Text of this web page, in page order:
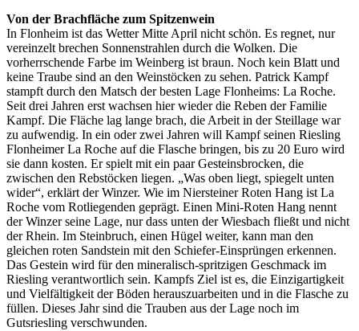
Von der Brachfläche zum Spitzenwein
In Flonheim ist das Wetter Mitte April nicht schön. Es regnet, nur
vereinzelt brechen Sonnenstrahlen durch die Wolken. Die
vorherrschende Farbe im Weinberg ist braun. Noch kein Blatt und
keine Traube sind an den Weinstöcken zu sehen. Patrick Kampf
stampft durch den Matsch der besten Lage Flonheims: La Roche.
Seit drei Jahren erst wachsen hier wieder die Reben der Familie
Kampf. Die Fläche lag lange brach, die Arbeit in der Steillage war
zu aufwendig. In ein oder zwei Jahren will Kampf seinen Riesling
Flonheimer La Roche auf die Flasche bringen, bis zu 20 Euro wird
sie dann kosten. Er spielt mit ein paar Gesteinsbrocken, die
zwischen den Rebstöcken liegen. „Was oben liegt, spiegelt unten
wider“, erklärt der Winzer. Wie im Niersteiner Roten Hang ist La
Roche vom Rotliegenden geprägt. Einen Mini-Roten Hang nennt
der Winzer seine Lage, nur dass unten der Wiesbach fließt und nicht
der Rhein. Im Steinbruch, einen Hügel weiter, kann man den
gleichen roten Sandstein mit den Schiefer-Einsprüngen erkennen.
Das Gestein wird für den mineralisch-spritzigen Geschmack im
Riesling verantwortlich sein. Kampfs Ziel ist es, die Einzigartigkeit
und Vielfältigkeit der Böden herauszuarbeiten und in die Flasche zu
füllen. Dieses Jahr sind die Trauben aus der Lage noch im
Gutsriesling verschwunden.